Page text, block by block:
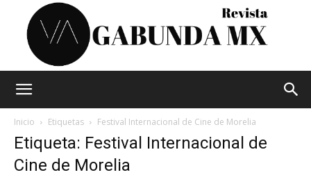
Inicio Etiquetas Festival Internacional de Cine de Morelia
Etiqueta: Festival Internacional de
Cine de Morelia